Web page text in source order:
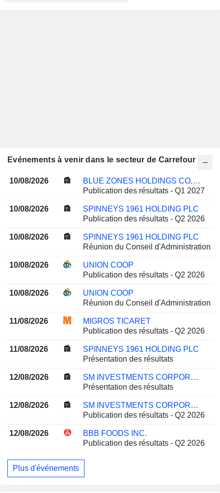
Evénements à venir dans le secteur de Carrefour
10/08/2026
BLUE ZONES HOLDINGS CO.,LTD.
Publication des résultats - Q1 2027
10/08/2026
SPINNEYS 1961 HOLDING PLC
Publication des résultats - Q2 2026
10/08/2026
SPINNEYS 1961 HOLDING PLC
Réunion du Conseil d'Administration
10/08/2026
UNION COOP
Publication des résultats - Q2 2026
10/08/2026
UNION COOP
Réunion du Conseil d'Administration
11/08/2026
MIGROS TICARET
Publication des résultats - Q2 2026
11/08/2026
SPINNEYS 1961 HOLDING PLC
Présentation des résultats
12/08/2026
SM INVESTMENTS CORPORATION
Présentation des résultats
12/08/2026
SM INVESTMENTS CORPORATION
Publication des résultats - Q2 2026
12/08/2026
BBB FOODS INC.
Publication des résultats - Q2 2026
Plus d'événements